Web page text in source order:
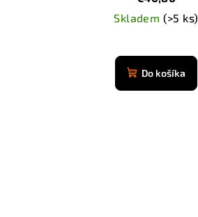
Skladem (>5 ks)
Do košíka